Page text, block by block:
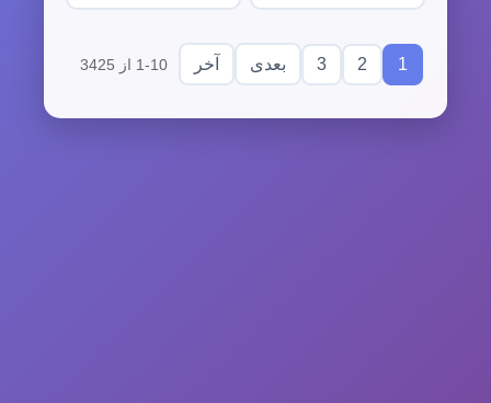
1
2
3 بعدی آخر 1-10 از 3425